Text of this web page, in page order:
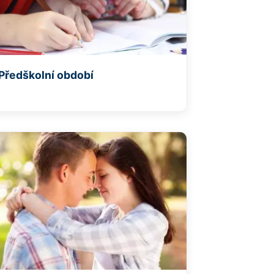
období